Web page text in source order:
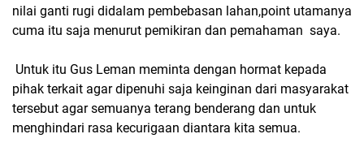
nilai ganti rugi didalam pembebasan lahan,point utamanya
cuma itu saja menurut pemikiran dan pemahaman saya.
Untuk itu Gus Leman meminta dengan hormat kepada
pihak terkait agar dipenuhi saja keinginan dari masyarakat
tersebut agar semuanya terang benderang dan untuk
menghindari rasa kecurigaan diantara kita semua.